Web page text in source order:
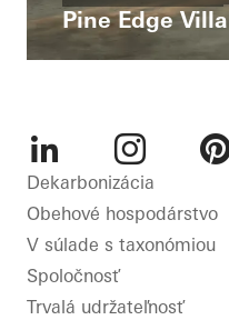
Sweden
Pine Edge Villa
LinkedInInstagram
Dekarbonizácia
Obehové hospodárstvo
V súlade s taxonómiou
Spoločnosť
Trvalá udržateľnosť